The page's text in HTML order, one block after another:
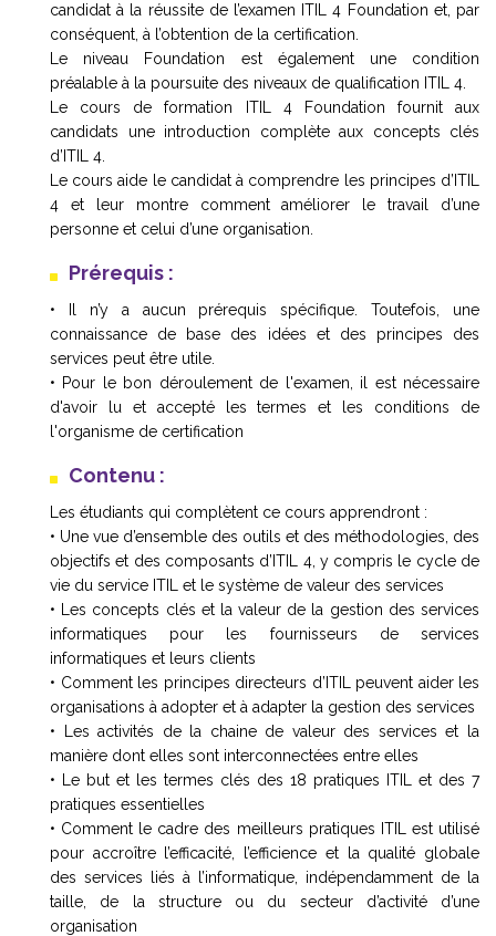
candidat à la réussite de l’examen ITIL 4 Foundation et, par
conséquent, à l’obtention de la certification.
Le niveau Foundation est également une condition
préalable à la poursuite des niveaux de qualification ITIL 4.
Le cours de formation ITIL 4 Foundation fournit aux
candidats une introduction complète aux concepts clés
d’ITIL 4.
Le cours aide le candidat à comprendre les principes d’ITIL
4 et leur montre comment améliorer le travail d’une
personne et celui d’une organisation.
Prérequis :
• Il n’y a aucun prérequis spécifique. Toutefois, une
connaissance de base des idées et des principes des
services peut être utile.
• Pour le bon déroulement de l'examen, il est nécessaire
d'avoir lu et accepté les termes et les conditions de
l'organisme de certification
Contenu :
Les étudiants qui complètent ce cours apprendront :
• Une vue d’ensemble des outils et des méthodologies, des
objectifs et des composants d’ITIL 4, y compris le cycle de
vie du service ITIL et le système de valeur des services
• Les concepts clés et la valeur de la gestion des services
informatiques pour les fournisseurs de services
informatiques et leurs clients
• Comment les principes directeurs d’ITIL peuvent aider les
organisations à adopter et à adapter la gestion des services
• Les activités de la chaine de valeur des services et la
manière dont elles sont interconnectées entre elles
• Le but et les termes clés des 18 pratiques ITIL et des 7
pratiques essentielles
• Comment le cadre des meilleurs pratiques ITIL est utilisé
pour accroître l’efficacité, l’efficience et la qualité globale
des services liés à l’informatique, indépendamment de la
taille, de la structure ou du secteur d’activité d’une
organisation